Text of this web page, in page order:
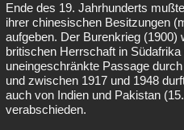
Ende des 19. Jahrhunderts
ihrer chinesischen Besitzungen
aufgeben. Der Burenkrieg (1900)
britischen Herrschaft in
uneingeschränkte Passage
und zwischen 1917 und 1948
auch von Indien und Pakistan
verabschieden.